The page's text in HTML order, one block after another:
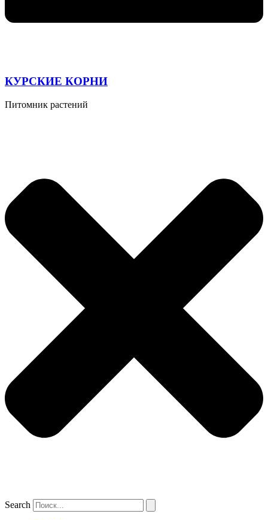
КУРСКИЕ КОРНИ
Питомник растений
Search